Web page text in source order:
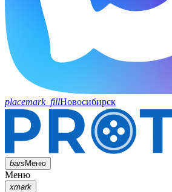
placemark_fillНовосибирск
barsМеню
Меню
xmark